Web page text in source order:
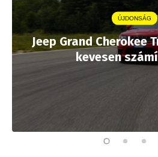
ÚJDONSÁG
Jeep Grand Cherokee
kevesen